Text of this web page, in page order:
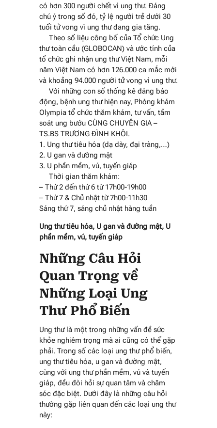
có hơn 300 người chết vì ung thư. Đáng
chú ý trong số đó, tỷ lệ người trẻ dưới 30
tuổi tử vong vì ung thư đang gia tăng.
Theo số liệu công bố của Tổ chức Ung
thư toàn cầu (GLOBOCAN) và ước tính của
tổ chức ghi nhận ung thư Việt Nam, mỗi
năm Việt Nam có hơn 126.000 ca mắc mới
và khoảng 94.000 người tử vong vì ung thư.
Với những con số thống kê đáng báo
động, bệnh ung thư hiện nay, Phòng khám
Olympia tổ chức thăm khám, tư vấn, tầm
soát ung bướu CÙNG CHUYÊN GIA –
TS.BS TRƯƠNG ĐÌNH KHÔI.
1. Ung thư tiêu hóa (dạ dày, đại tràng,…)
2. U gan và đường mật
3. U phần mềm, vú, tuyến giáp
Thời gian thăm khám:
– Thứ 2 đến thứ 6 từ 17h00-19h00
– Thứ 7 & Chủ nhật từ 7h00-11h30
Sáng thứ 7, sáng chủ nhật hàng tuần
Ung thư tiêu hóa, U gan và đường mật, U
phần mềm, vú, tuyến giáp
Những Câu Hỏi
Quan Trọng về
Những Loại Ung
Thư Phổ Biến
Ung thư là một trong những vấn đề sức
khỏe nghiêm trọng mà ai cũng có thể gặp
phải. Trong số các loại ung thư phổ biến,
ung thư tiêu hóa, u gan và đường mật,
cùng với ung thư phần mềm, vú và tuyến
giáp, đều đòi hỏi sự quan tâm và chăm
sóc đặc biệt. Dưới đây là những câu hỏi
thường gặp liên quan đến các loại ung thư
này: